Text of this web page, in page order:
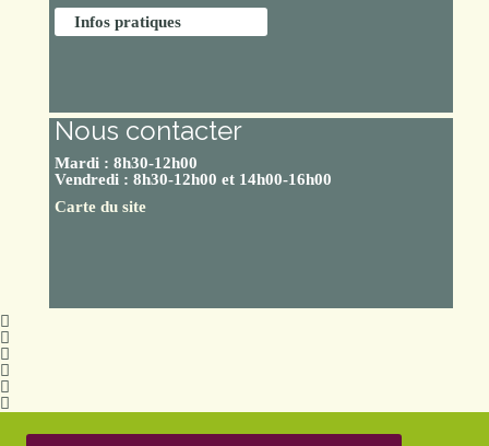
Infos pratiques
Nous contacter
Mardi : 8h30-12h00
Vendredi : 8h30-12h00 et 14h00-16h00
Carte du site